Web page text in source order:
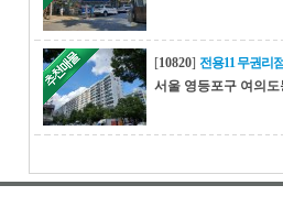
[10820] 전용11 무권리
서울 영등포구 여의도